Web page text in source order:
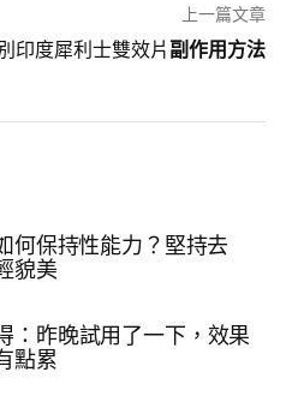
上一篇文章
印度犀利士雙效片副作用方法
何保持性能力？堅持去
貌美
：昨晚試用了一下，效果
點累